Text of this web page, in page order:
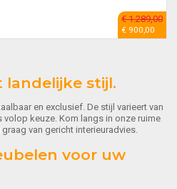
€ 1.289,00
€ 900,00
stijl.
en exclusief. De stijl varieert van
keuze. Kom langs in onze ruime
graag van gericht interieuradvies.
voor uw